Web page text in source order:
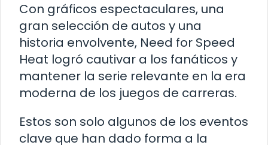
Con gráficos espectaculares, una
gran selección de autos y una
historia envolvente, Need for Speed
Heat logró cautivar a los fanáticos y
mantener la serie relevante en la era
moderna de los juegos de carreras.
Estos son solo algunos de los eventos
clave que han dado forma a la